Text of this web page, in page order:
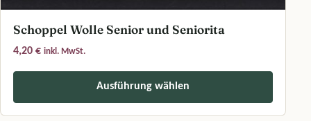
Schoppel Wolle Senior und Seniorita
4,20 € inkl. MwSt.
Ausführung wählen